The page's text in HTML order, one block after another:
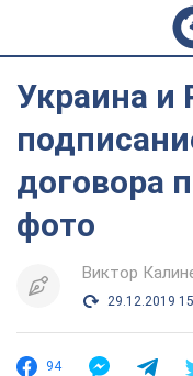
Украина и
договора
фото
Виктор
29.12.2019
94